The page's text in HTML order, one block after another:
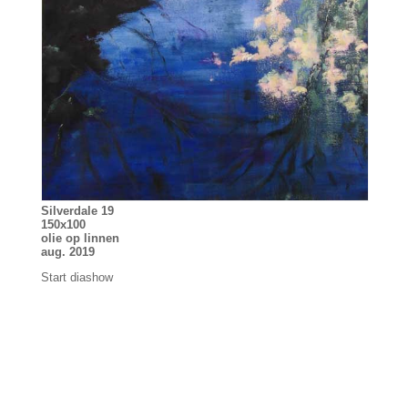
Silverdale 19
150x100
olie op linnen
aug. 2019
Start diashow